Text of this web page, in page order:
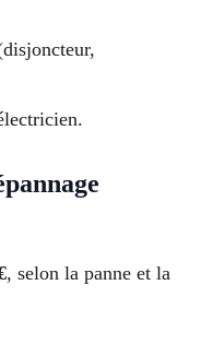
, selon la panne et la